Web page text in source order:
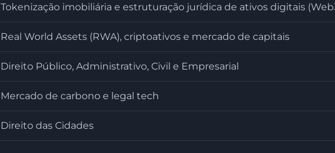
Tokenização imobiliária e estruturação jurídica de ativos digitais
Real World Assets (RWA), criptoativos e mercado de capitais
Direito Público, Administrativo, Civil e Empresarial
Mercado de carbono e legal tech
Direito das Cidades